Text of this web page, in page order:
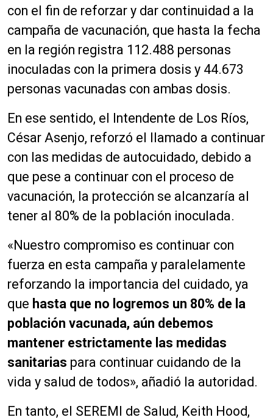
con el fin de reforzar y dar continuidad a la
campaña de vacunación, que hasta la fecha
en la región registra 112.488 personas
inoculadas con la primera dosis y 44.673
personas vacunadas con ambas dosis.
En ese sentido, el Intendente de Los Ríos,
César Asenjo, reforzó el llamado a continuar
con las medidas de autocuidado, debido a
que pese a continuar con el proceso de
vacunación, la protección se alcanzaría al
tener al 80% de la población inoculada.
«Nuestro compromiso es continuar con
fuerza en esta campaña y paralelamente
reforzando la importancia del cuidado, ya
que hasta que no logremos un 80% de la
población vacunada, aún debemos
mantener estrictamente las medidas
sanitarias para continuar cuidando de la
vida y salud de todos», añadió la autoridad.
En tanto, el SEREMI de Salud, Keith Hood,